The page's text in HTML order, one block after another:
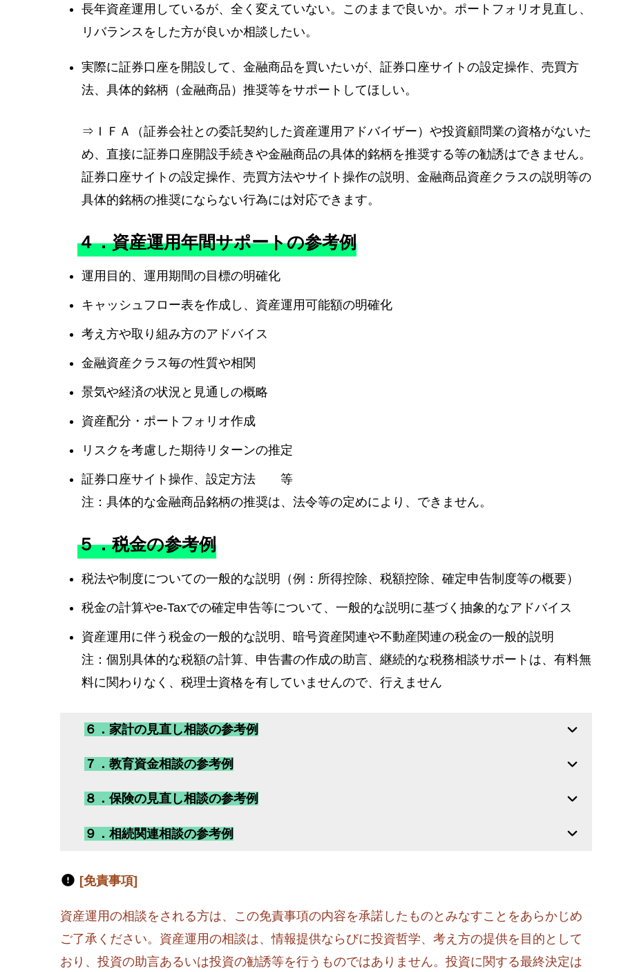
長年資産運用しているが、全く変えていない。このままで良いか。ポートフォリオ見直し、
リバランスをした方が良いか相談したい。
実際に証券口座を開設して、金融商品を買いたいが、証券口座サイトの設定操作、売買方
法、具体的銘柄（金融商品）推奨等をサポートしてほしい。
⇒ＩＦＡ（証券会社との委託契約した資産運用アドバイザー）や投資顧問業の資格がないた
め、直接に証券口座開設手続きや金融商品の具体的銘柄を推奨する等の勧誘はできません。
証券口座サイトの設定操作、売買方法やサイト操作の説明、金融商品資産クラスの説明等の
具体的銘柄の推奨にならない行為には対応できます。
４．資産運用年間サポートの参考例
運用目的、運用期間の目標の明確化
キャッシュフロー表を作成し、資産運用可能額の明確化
考え方や取り組み方のアドバイス
金融資産クラス毎の性質や相関
景気や経済の状況と見通しの概略
資産配分・ポートフォリオ作成
リスクを考慮した期待リターンの推定
証券口座サイト操作、設定方法 等
注：具体的な金融商品銘柄の推奨は、法令等の定めにより、できません。
５．税金の参考例
税法や制度についての一般的な説明（例：所得控除、税額控除、確定申告制度等の概要）
税金の計算やe-Taxでの確定申告等について、一般的な説明に基づく抽象的なアドバイス
資産運用に伴う税金の一般的な説明、暗号資産関連や不動産関連の税金の一般的説明
注：個別具体的な税額の計算、申告書の作成の助言、継続的な税務相談サポートは、有料無
料に関わりなく、税理士資格を有していませんので、行えません
６．家計の見直し相談の参考例
７．教育資金相談の参考例
８．保険の見直し相談の参考例
９．相続関連相談の参考例
[免責事項]
資産運用の相談をされる方は、この免責事項の内容を承諾したものとみなすことをあらかじめ
ご了承ください。資産運用の相談は、情報提供ならびに投資哲学、考え方の提供を目的として
おり、投資の助言あるいは投資の勧誘等を行うものではありません。投資に関する最終決定は